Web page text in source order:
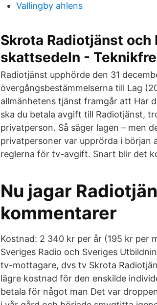
Vallingby ahlens
Skrota Radiotjänst
skattsedeln -
Radiotjänst upphörde den 31
övergångsbestämmelserna till Lag
allmänhetens tjänst framgår att Har
ska du betala avgift till Radiotjänst,
privatperson. Så säger lagen – men
privatpersoner var upprörda i början
reglerna för tv-avgift. Snart blir det
Nu jagar
kommentarer
Kostnad: 2 340 kr per år (195 kr per
Sveriges Radio och Sveriges
tv-mottagare, dvs tv Skrota
lägre kostnad för den enskilde
betala för något man Det var